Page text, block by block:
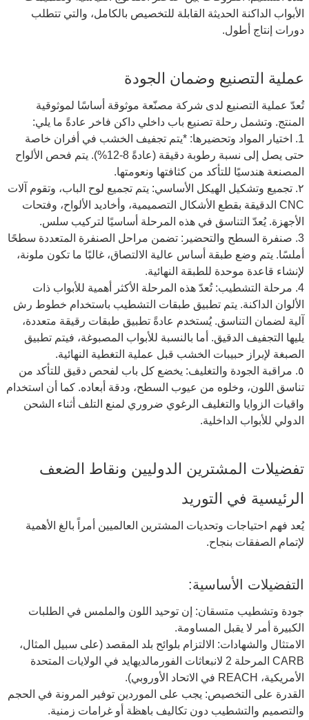
الأبواب الداكنة الحديثة القابلة للتخصيص بالكامل، والتي تتطلب
دورات إنتاج أطول.
عملية التصنيع وضمان الجودة
تُعدّ عملية التصنيع لدى شركة مصنّعة موثوقة أساسًا لموثوقية
المنتج. وتشمل رحلة تصنيع باب داخلي داكن فاخر عادةً ما يلي:
1. اختيار المواد وتحضيرها: *يتم تجفيف الخشب في أفران خاصة
حتى يصل إلى نسبة رطوبة دقيقة (عادةً 8-12%). يتم فحص الألواح
المصنعة هندسيًا للتأكد من كثافتها ونعومتها.
٢. تجميع وتشكيل الهيكل الأساسي: يتم تجميع لوح الباب، وتقوم آلات
CNC الدقيقة بقطع الأشكال التصميمية، وأخاديد الألواح، وفتحات
الأجهزة. يُعدّ التناسق في هذه المرحلة أساسيًا لتركيب سلس.
3. صنفرة السطح والتحضير: تضمن مراحل الصنفرة المتعددة سطحًا
أملسًا. يتم وضع طبقة أساس عالية الالتصاق، غالبًا ما تكون ملونة،
لإنشاء قاعدة موحدة للطبقة النهائية.
4. مرحلة التشطيب: تُعدّ هذه المرحلة الأكثر أهمية للأبواب ذات
الألوان الداكنة. يتم تطبيق طبقات التشطيب باستخدام خطوط رش
آلية لضمان التناسق. يُستخدم عادةً تطبيق طبقات رقيقة متعددة،
يليها التجفيف الدقيق. أما بالنسبة للأبواب المصبوغة، فيتم تطبيق
الصبغة لإبراز حبيبات الخشب قبل عملية التغطية النهائية.
٥. مراقبة الجودة والتغليف: يخضع كل باب لفحص دقيق للتأكد من
تناسق اللون، وخلوه من عيوب السطح، ودقة أبعاده. كما أن استخدام
واقيات الزوايا والتغليف الرغوي ضروري لمنع التلف أثناء الشحن
الدولي للأبواب الداخلية.
تفضيلات المشترين الدوليين ونقاط الضعف
الرئيسية في التوريد
يُعد فهم احتياجات وتحديات المشترين العالميين أمراً بالغ الأهمية
لإتمام الصفقات بنجاح.
التفضيلات الأساسية:
جودة وتشطيب متسقان: إن توحيد اللون والملمس في الطلبات
الكبيرة أمر لا يقبل المساومة.
الامتثال والشهادات: الالتزام بلوائح بلد المقصد (على سبيل المثال،
CARB المرحلة 2 لانبعاثات الفورمالديهايد في الولايات المتحدة
الأمريكية، REACH في الاتحاد الأوروبي).
القدرة على التخصيص: يجب على الموردين توفير المرونة في الحجم
والتصميم والتشطيب دون تكاليف باهظة أو غرامات زمنية.